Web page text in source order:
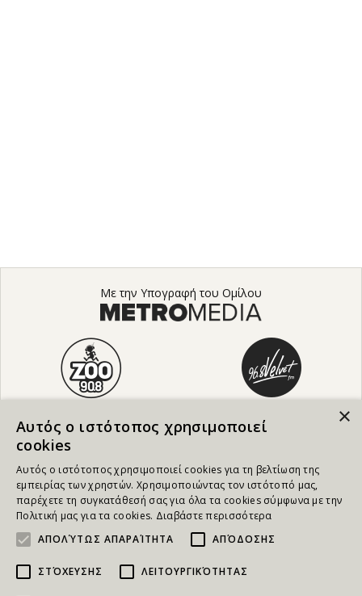
Με την Υπογραφή του Ομίλου
×
Αυτός ο ιστότοπος χρησιμοποιεί
cookies
Αυτός ο ιστότοπος χρησιμοποιεί cookies για τη βελτίωση της
εμπειρίας των χρηστών. Χρησιμοποιώντας τον ιστότοπό μας,
παρέχετε τη συγκατάθεσή σας για όλα τα cookies σύμφωνα με την
Πολιτική μας για τα cookies. Διαβάστε περισσότερα
ΑΠΟΛΎΤΩΣ ΑΠΑΡΑΊΤΗΤΑ
ΑΠΌΔΟΣΗΣ
ΣΤΌΧΕΥΣΗΣ ΛΕΙΤΟΥΡΓΙΚΌΤΗΤΑΣ